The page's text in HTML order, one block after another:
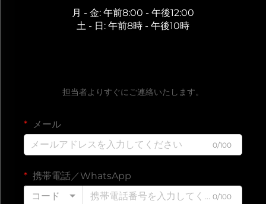
月 - 金: 午前8:00 - 午後12:00
土 - 日: 午前8時 - 午後10時
担当者よりすぐにご連絡いたします。
メール
0/100
携帯電話／WhatsApp
コード
0/100